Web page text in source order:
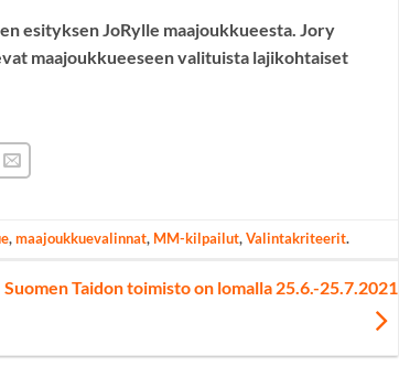
esityksen JoRylle maajoukkueesta. Jory
maajoukkueeseen valituista lajikohtaiset
,maajoukkuevalinnat, MM-kilpailut,Valintakriteerit.
Suomen Taidon toimisto on lomalla 25.6.-25.7.2021